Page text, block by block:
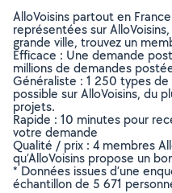
AlloVoisins partout en
représentées sur
grande ville, trouvez un
Efficace : Une demande
millions de demandes
Généraliste : 1 250 types
possible sur AlloVoisins, du
projets.
Rapide : 10 minutes pour
votre demande
Qualité / prix : 4 membres
qu’AlloVoisins propose un
* Données issues d’une
échantillon de 5 671